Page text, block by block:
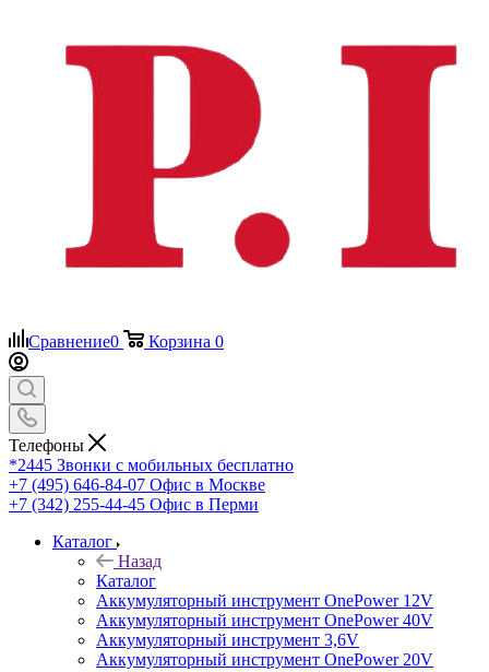
Сравнение0 Корзина 0
Телефоны
*2445 Звонки с мобильных бесплатно
+7 (495) 646-84-07 Офис в Москве
+7 (342) 255-44-45 Офис в Перми
Каталог
Назад
Каталог
Аккумуляторный инструмент OnePower 12V
Аккумуляторный инструмент OnePower 40V
Аккумуляторный инструмент 3,6V
Аккумуляторный инструмент OnePower 20V